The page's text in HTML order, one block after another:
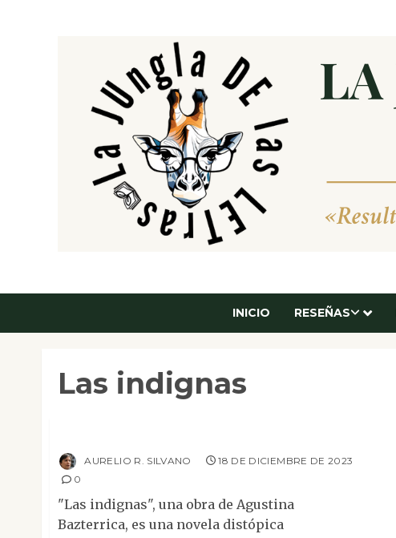
INICIO RESEÑAS
Las indignas
Mesa de novedades Narrativa
AURELIO R. SILVANO
18 DE DICIEMBRE DE 2023
0
"Las indignas", una obra de Agustina
Bazterrica, es una novela distópica